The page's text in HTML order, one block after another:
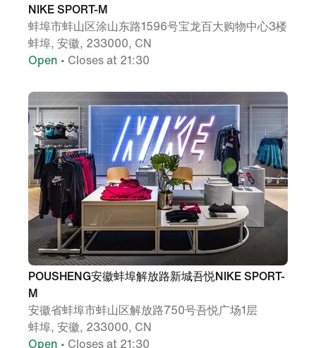
NIKE SPORT-M
蚌埠市蚌山区涂山东路1596号宝龙百大购物中心3楼
蚌埠, 安徽, 233000, CN
Open • Closes at 21:30
POUSHENG安徽蚌埠解放路新城吾悦NIKE SPORT-
M
安徽省蚌埠市蚌山区解放路750号吾悦广场1层
蚌埠, 安徽, 233000, CN
Open • Closes at 21:30